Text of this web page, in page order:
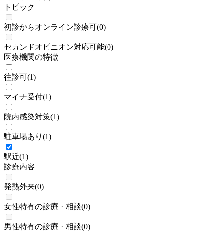
トピック
初診からオンライン診療可(0)
セカンドオピニオン対応可能(0)
医療機関の特徴
往診可(1)
マイナ受付(1)
院内感染対策(1)
駐車場あり (1)
駅近(1)
診療内容
発熱外来(0)
女性特有の診療・相談(0)
男性特有の診療・相談(0)